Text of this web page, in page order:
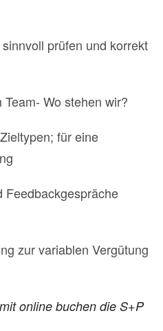
prüfen und korrekt
Wo stehen wir?
für eine
Feedbackgespräche
zur variablen Vergütung
online buchen die S+P